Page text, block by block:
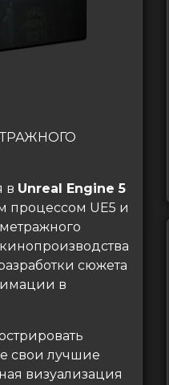
в Unreal Engine 5
процессом UE5 и
сюжета
в
свои лучшие
визуализация